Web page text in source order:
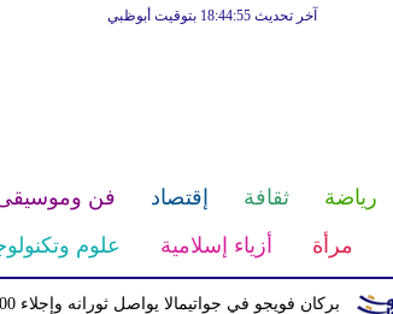
آخر تحديث 18:44:55 بتوقيت أبوظبي
رياضة ثقافة إقتصاد فن
مرأة أزياء إسلامية علوم
بركان فويجو في جواتيمالا يواصل ثورانه وإجلاء 1700 شخص بسبب الرماد والتدفقات الطينية